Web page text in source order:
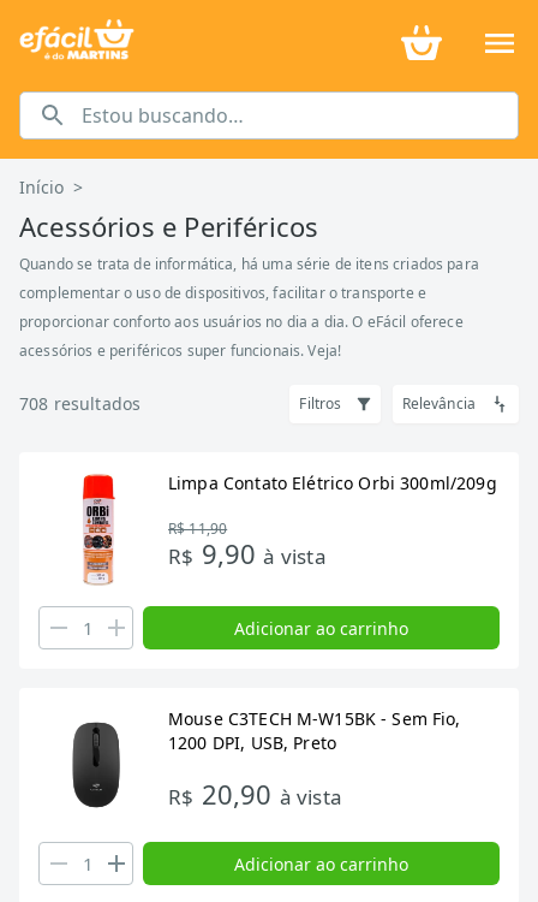
Início >
Acessórios e Periféricos
Quando se trata de informática, há uma série de itens criados para
complementar o uso de dispositivos, facilitar o transporte e
proporcionar conforto aos usuários no dia a dia. O eFácil oferece
acessórios e periféricos super funcionais. Veja!
708 resultados Filtros Relevância
Limpa Contato Elétrico Orbi 300ml/209g
R$ 11,90
R$ 9,90à vista
Adicionar ao carrinho
Mouse C3TECH M-W15BK - Sem Fio,
1200 DPI, USB, Preto
R$ 20,90 à vista
Adicionar ao carrinho